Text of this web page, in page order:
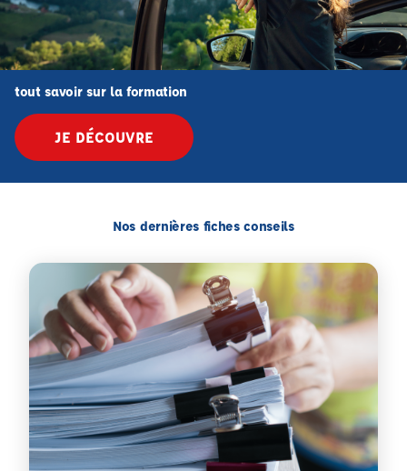
tout savoir sur la formation
JE DÉCOUVRE
Nos dernières fiches conseils